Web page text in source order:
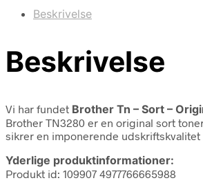
Beskrivelse
Beskrivelse
Vi har fundet Brother Tn – Sort –
Brother TN3280 er en original sort
sikrer en imponerende
Yderlige produktinformationer:
Produkt id: 109907 4977766665988